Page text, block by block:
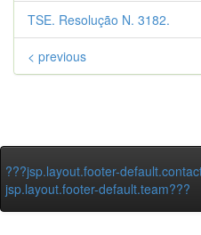
TSE. Resolução N. 3182.
< previous
???jsp.layout.footer-
jsp.layout.footer-default.team???